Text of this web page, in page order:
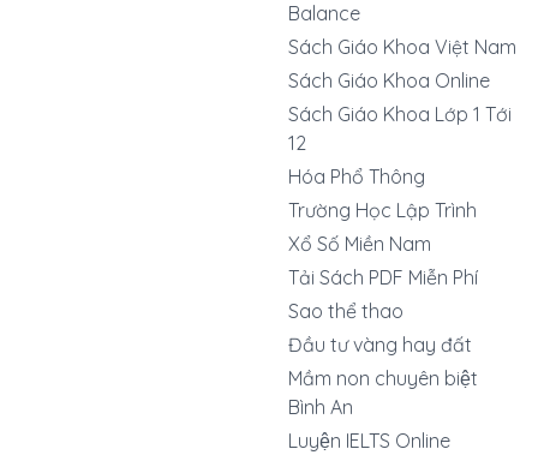
Balance
Sách Giáo Khoa Việt Nam
Sách Giáo Khoa Online
Sách Giáo Khoa Lớp 1 Tới
12
Hóa Phổ Thông
Trường Học Lập Trình
Xổ Số Miền Nam
Tải Sách PDF Miễn Phí
Sao thể thao
Đầu tư vàng hay đất
Mầm non chuyên biệt
Bình An
Luyện IELTS Online